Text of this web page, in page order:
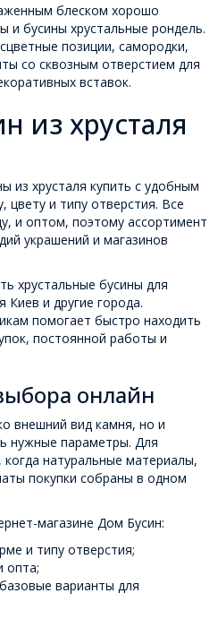
блеском хорошо
и бусины хрустальные рондель.
позиции, самородки,
со сквозным отверстием для
вставок.
из хрусталя
из хрусталя купить с удобным
и типу отверстия. Все
и оптом, поэтому ассортимент
украшений и магазинов
хрустальные бусины для
Киев и другие города.
помогает быстро находить
постоянной работы и
онлайн
внешний вид камня, но и
нужные параметры. Для
натуральные материалы,
покупки собраны в одном
магазине Дом Бусин:
и типу отверстия;
опта;
варианты для